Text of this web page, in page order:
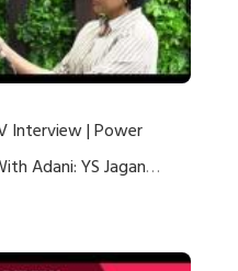
Interview | Power
Adani: YS Jagan